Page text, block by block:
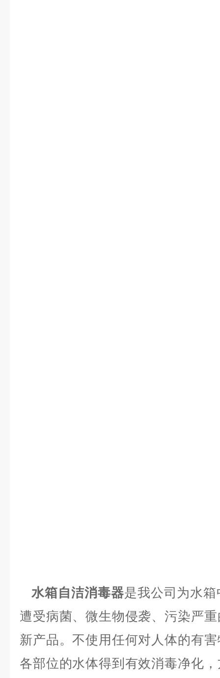
水箱自洁消毒器是我公司为水
遭受病菌、微生物侵袭、污染严
新产品。不使用任何对人体的有
各部位的水体得到有效消毒净化